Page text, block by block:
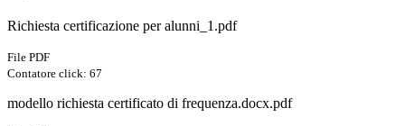
Richiesta certificazione per alunni_1.pdf
File PDF
Contatore click: 67
modello richiesta certificato di frequenza.docx.pdf